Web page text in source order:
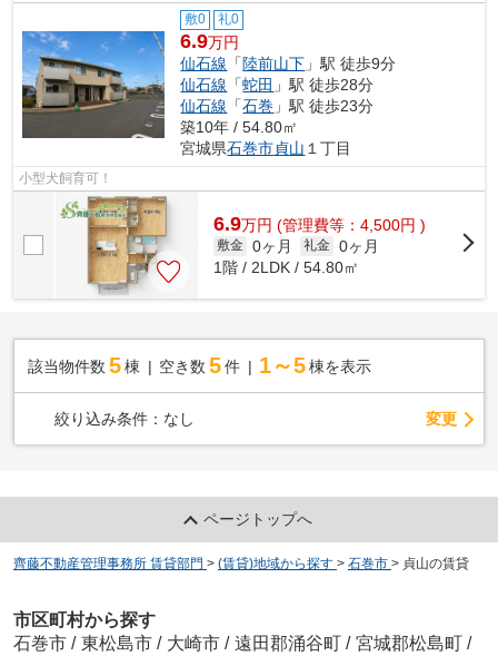
敷0 礼0
6.9万円
仙石線 「陸前山下 」駅 徒歩9分
仙石線 「蛇田 」駅 徒歩28分
仙石線 「石巻 」駅 徒歩23分
築10年 / 54.80㎡
宮城県石巻市貞山 １丁目
小型犬飼育可！
6.9万円 (管理費等：4,500円 )
敷金 0ヶ月 礼金 0ヶ月
1階 / 2LDK / 54.80㎡
該当物件数 5棟 空き数 5 件 1～5 棟を表示
絞り込み条件： なし 変更
ページトップへ
齊藤不動産管理事務所 賃貸部門 > (賃貸)地域から探す > 石巻市 > 貞山の賃貸
市区町村から探す
石巻市 / 東松島市 / 大崎市 / 遠田郡涌谷町 / 宮城郡松島町
/